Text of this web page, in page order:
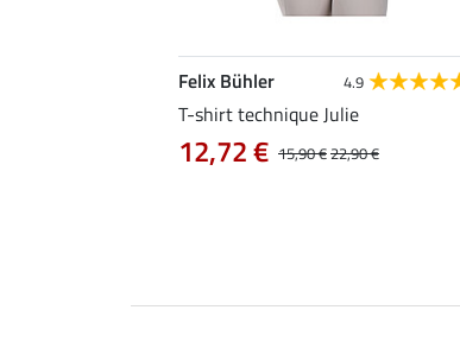
Felix Bühler 4.9
T-shirt technique Julie
15,90 €22,90 €
12,72 €